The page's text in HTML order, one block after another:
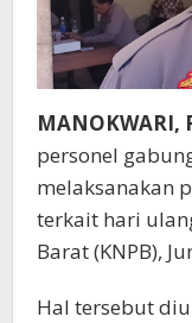
MANOKWARI,
personel
melaksanakan
terkait hari
Barat (KNPB),
Hal tersebut